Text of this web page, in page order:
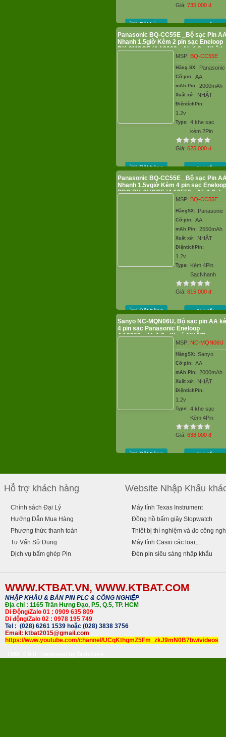
Giá: 735.000 đ
Panasonic BQ-CC55E _Bộ sạc Pin
Nhanh 1.5giờ Kèm 2 pin sạc Eneloop
BK-3MCCE (AA2000mAh-1.2v, Nhật)
MSP: BQ-CC55E
Hãng.SX: Panasonic
Cỡ pin: AA
mAh Pin: 2000mAh
Xuất xứ: NHẬT
ĐiệntíchPin:
1.2v
Type: 4 khe sạc
kèm 2Pin
Giá: 625.000 đ
Panasonic BQ-CC55E _Bộ sạc Pin
Nhanh 1.5vgiờ Kèm 4 pin sạc Eneloop
PRO BK-3HCCE (AA2550mAh-1.2v)
MSP: BQ-CC55E
HãngSX: Panasonic
Cỡ pin: AA
mAh Pin: 2550mAh
Xuất xứ: NHẬT
ĐiệntíchPin:
1.2v
Type:
Kèm 4Pin
SạcNhanh
Giá: 815.000 đ
Sanyo NC-MQN06U, Bộ sạc pin AA
4 pin sạc Panasonic Eneloop
AA2000mAh 1.2v (X.xứ NHẬT)
MSP: NC-MQN06U
HãngSX: Sanyo
Cỡ pin: AA
mAh Pin: 2000mAh
Xuất xứ: NHẬT
ĐiệntíchPin:
1.2v
Type: 4 khe sạc
Kèm 4Pin
Giá: 638.000 đ
Hỗ trợ khách hàng
Chính sách Đại Lý
Hướng Dẫn Mua Hàng
Phương thức thanh toán
Tư Vấn Sử Dụng
Dịch vụ bấm ghép Pin
Website Nhập Khẩu
Máy tính Texas Instrument
Đồng hồ bấm giây Stopwatch
Thiệt bị thí nghiệm và đo công
Máy tính Casio các loại,..
Đèn pin siêu sáng nhập khẩu
WWW.KTBAT.VN, WWW.KTBAT.COM
NHẬP KHẨU & BÁN PIN PLC & CÔNG NGHIỆP
Địa chỉ : 1165 Trần Hưng Đạo, P.5, Q.5, TP. HCM
Di Động/Zalo 01 : 0909 635 809
Di động/Zalo 02 : 0978 195 749
Tel : (028) 6261 1539 hoặc (028) 3838 3756
Email: ktbat2015@gmail.com
https://www.youtube.com/channel /UCqKthgmZ5Fm_zkJ9mN0B7bw/videos